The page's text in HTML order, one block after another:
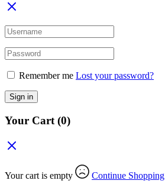
Remember me Lost your password?
Sign in
Your Cart (0)
Your cart is empty Continue Shopping